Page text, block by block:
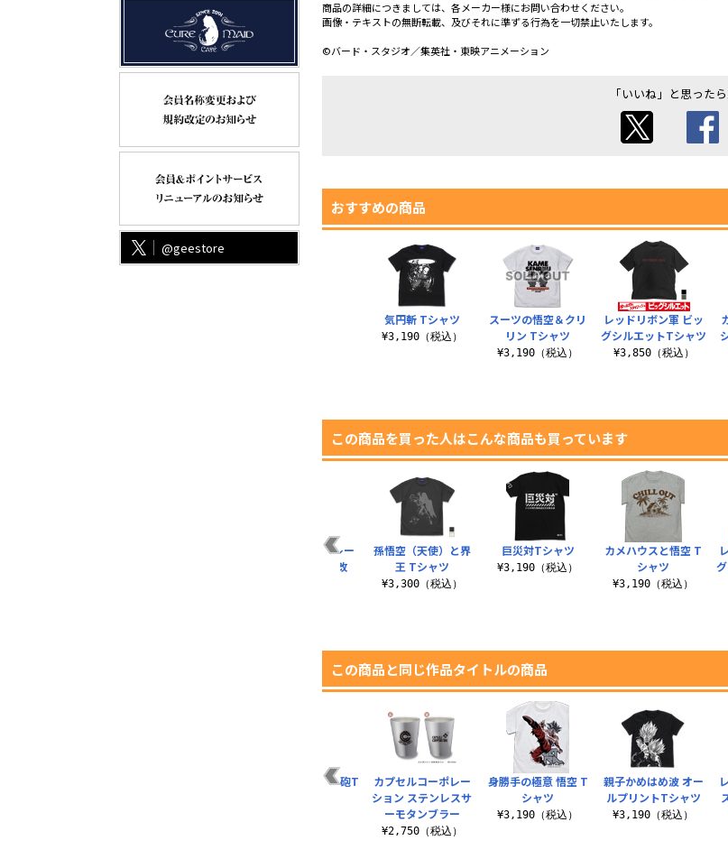
@geestore
商品の詳細につきましては、各メーカー様にお問い合わせください。
画像・テキストの無断転載、及びそれに準ずる行為を一切禁止いたします。
©バード・スタジオ／集英社・東映アニメーション
「いいね」と思った
おすすめの商品
レッドリボン軍 ビッ
グシルエットTシャツ
¥3,850（税込）
気円斬 Tシャツ
¥3,190（税込）
スーツの悟空＆クリ
リン Tシャツ
¥3,190（税込）
この商品を買った人はこんな商品も買っています
カメハウスと悟空 T
シャツ
¥3,190（税込）
カプセルコーポレー
ションTシャツ改
孫悟空（天使）と界
王 Tシャツ
¥3,300（税込）
巨災対Tシャツ
¥3,190（税込）
この商品と同じ作品タイトルの商品
親子かめはめ波 オー
ルプリントTシャツ
¥3,190（税込）
ピッコロ魔貫光殺砲T
カプセルコーポレー
ション ステンレスサ
ーモタンブラー
¥2,750（税込）
身勝手の極意 悟空 T
シャツ
¥3,190（税込）